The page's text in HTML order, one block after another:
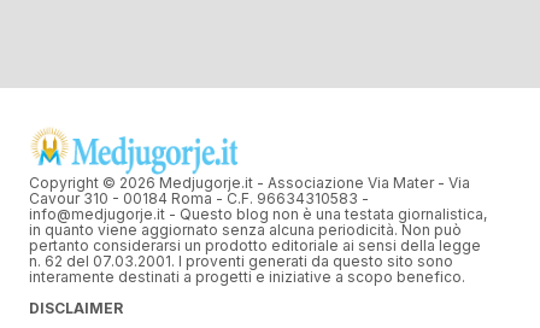
Copyright © 2026 Medjugorje.it - Associazione Via Mater - Via
Cavour 310 - 00184 Roma - C.F. 96634310583 -
info@medjugorje.it - Questo blog non è una testata giornalistica,
in quanto viene aggiornato senza alcuna periodicità. Non può
pertanto considerarsi un prodotto editoriale ai sensi della legge
n. 62 del 07.03.2001. I proventi generati da questo sito sono
interamente destinati a progetti e iniziative a scopo benefico.
DISCLAIMER